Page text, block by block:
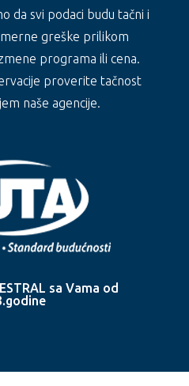
da svi podaci budu tačni i
greške prilikom
programa ili cena.
proverite tačnost
naše agencije.
sa Vama od